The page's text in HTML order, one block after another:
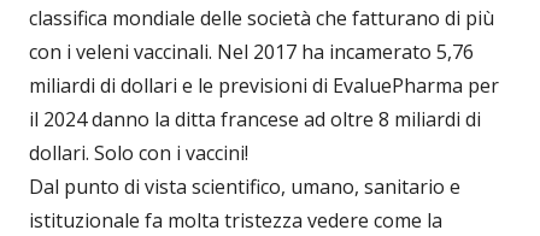
classifica mondiale delle società che fatturano di più
con i veleni vaccinali. Nel 2017 ha incamerato 5,76
miliardi di dollari e le previsioni di EvaluePharma per
il 2024 danno la ditta francese ad oltre 8 miliardi di
dollari. Solo con i vaccini!
Dal punto di vista scientifico, umano, sanitario e
istituzionale fa molta tristezza vedere come la